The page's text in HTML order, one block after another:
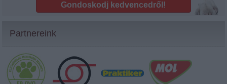
Gondoskodj kedvencedről!
Partnereink